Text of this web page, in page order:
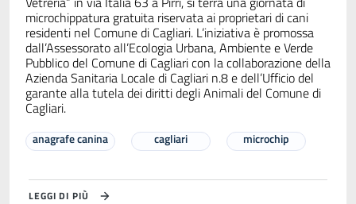
microchippatura gratuita riservata ai proprietari di cani
residenti nel Comune di Cagliari. L’iniziativa è promossa
dall’Assessorato all’Ecologia Urbana, Ambiente e Verde
Pubblico del Comune di Cagliari con la collaborazione della
Azienda Sanitaria Locale di Cagliari n.8 e dell’Ufficio del
garante alla tutela dei diritti degli Animali del Comune di
Cagliari.
anagrafe canina cagliari microchip
LEGGI DI PIÙ